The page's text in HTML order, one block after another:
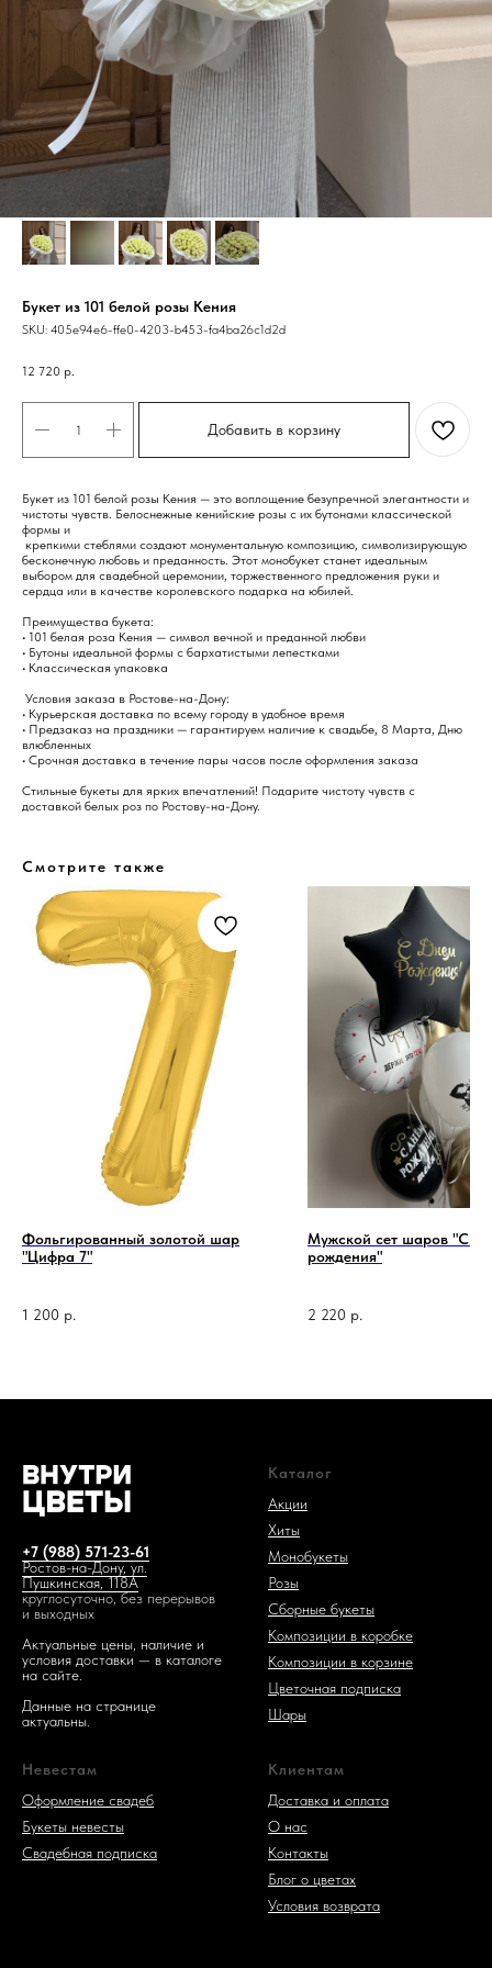
Букет из 101 белой розы Кения
SKU: 405e94e6-ffe0-4203-b453-fa4ba26c1d2d
12 720 р.
Добавить в корзину
Букет из 101 белой розы Кения — это воплощение безупречной элегантности и
чистоты чувств. Белоснежные кенийские розы с их бутонами классической
формы и
крепкими стеблями создают монументальную композицию, символизирующую
бесконечную любовь и преданность. Этот монобукет станет идеальным
выбором для свадебной церемонии, торжественного предложения руки и
сердца или в качестве королевского подарка на юбилей.
Преимущества букета:
• 101 белая роза Кения — символ вечной и преданной любви
• Бутоны идеальной формы с бархатистыми лепестками
• Классическая упаковка
Условия заказа в Ростове-на-Дону:
• Курьерская доставка по всему городу в удобное время
• Предзаказ на праздники — гарантируем наличие к свадьбе, 8 Марта, Дню
влюбленных
• Срочная доставка в течение пары часов после оформления заказа
Стильные букеты для ярких впечатлений! Подарите чистоту чувств с
доставкой белых роз по Ростову-на-Дону.
Смотрите также
Фольгированный золотой шар
"Цифра 7"
1 200 р.
Мужской сет шаров "С
рождения"
2 220 р.
+7 (988) 571-23-61
Ростов-на-Дону, ул.
Пушкинская, 118А
круглосуточно, без перерывов
и выходных
Актуальные цены, наличие и
условия доставки — в каталоге
на сайте.
Данные на странице
актуальны.
Каталог
Акции
Хиты
Монобукеты
Розы
Сборные букеты
Композиции в коробке
Композиции в корзине
Цветочная подписка
Шары
Невестам
Оформление свадеб
Букеты невесты
Свадебная подписка
Клиентам
Доставка и оплата
О нас
Контакты
Блог о цветах
Условия возврата